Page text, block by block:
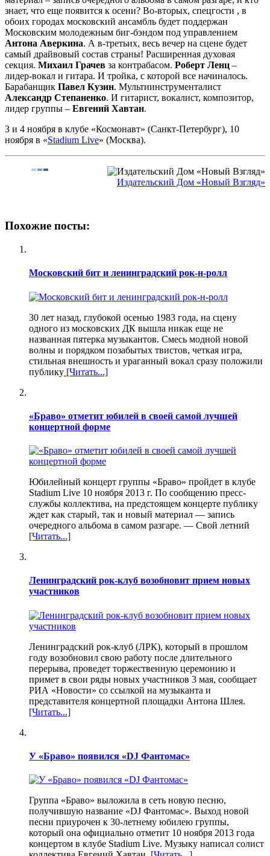
знает, что еще появится к осени? Во-вторых, спецгости , в
обоих городах московский ансамбль будет поддержан
Московским молодежным биг-бэндом под управлением
Антона Аверкина. А в-третьих, весь вечер на сцене будет
самый драйвовый состав страны! Расширенная духовая
секция. Михаил Грачев за контрабасом. Роберт Ленц –
лидер-вокал и гитара. И тройка, с которой все начиналось.
Барабанщик Павел Кузин. Мультиинструменталист
Александр Степаненко. И гитарист, вокалист, композитор,
лидер группы – Евгений Хавтан.
3 и 4 ноября в клубе «Космонавт» (Санкт-Петербург), 10
ноября в «Stadium Live» (Москва).
Издательский Дом «Новый Взгляд»
Похожие посты:
Московский бит и ленинградский рок-н-ролл
30 лет назад, глубокой осенью 1983 года, на сцену
одного из московских ДК вышла никак еще не
названная пятерка музыкантов. Смесь модной новой
волны и порядком позабытых твистов, четкая игра,
стильная внешность и ураганный вокал сразу положили
публику [Читать...]
«Браво» отметит юбилей в своей самой лучшей
концертной форме
Юбилейный концерт группы «Браво» пройдет в клубе
Stadium Live 10 ноября 2013 г. По сообщению пресс-
службы коллектива, на предстоящем концерте публику
ждет как старый, так и новый материал — запись
очередного альбома в самом разгаре. — Свой летний
[Читать...]
Ленинградский рок-клуб возобновит прием новых
участников
Ленинградский рок-клуб (ЛРК), который в прошлом
году возобновил свою работу после длительного
перерыва, проведет торжественную церемонию и
примет в свои ряды новых участников 3 мая, сообщает
РИА «Новости» со ссылкой на музыканта и
представителя концертной площадки Антона Шлея.
[Читать...]
У «Браво» появился «DJ Фантомас»
Группа «Браво» выложила в сеть новую песню,
получившую название «DJ Фантомас». Выход новой
песни приурочен к 30-летнему юбилею группы,
который она официально отметит 10 ноября 2013 года
концертом в клубе Stadium Live. Музыку написал солист